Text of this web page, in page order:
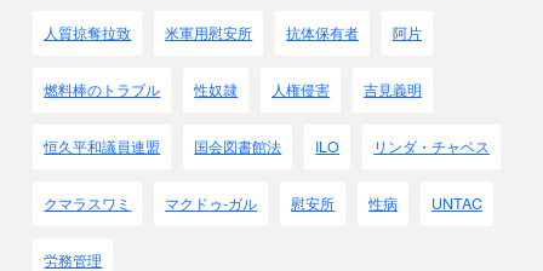
人質掠奪拉致 米軍用慰安所 抗体保有者 阿片
燃料棒のトラブル 性奴隷 人権侵害 吉見義明
恒久平和議員連盟 国会図書館法 ILO リンダ・チャベス
クマラスワミ マクドゥ-ガル 慰安所 性病 UNTAC
労務管理